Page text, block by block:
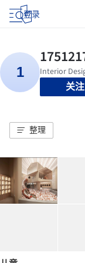
登录
关注
整理